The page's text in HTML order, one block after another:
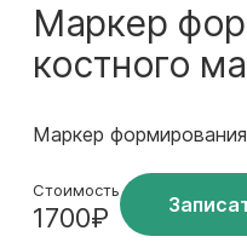
Маркер
костного
Маркер
Стоимость
1700₽